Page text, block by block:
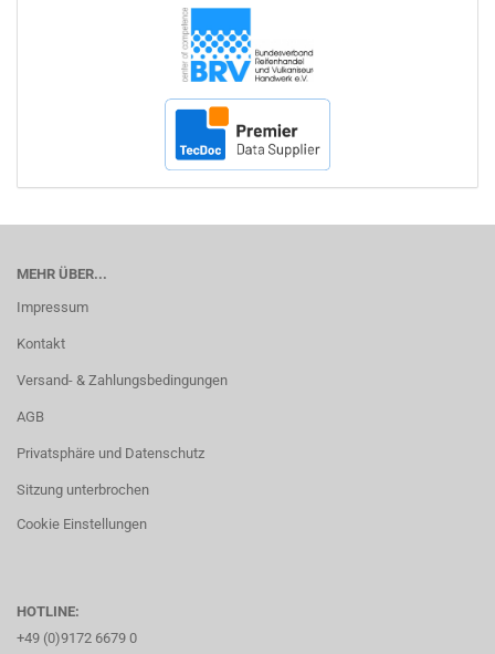
MEHR ÜBER...
Impressum
Kontakt
Versand- & Zahlungsbedingungen
AGB
Privatsphäre und Datenschutz
Sitzung unterbrochen
Cookie Einstellungen
HOTLINE:
+49 (0)9172 6679 0